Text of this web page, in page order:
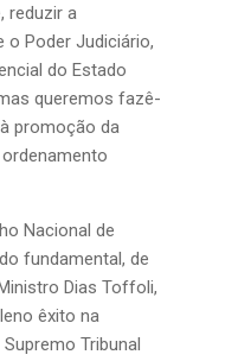
reduzir a
o Poder Judiciário,
do Estado
queremos fazê-
promoção da
Nacional de
fundamental, de
Dias Toffoli,
êxito na
Tribunal